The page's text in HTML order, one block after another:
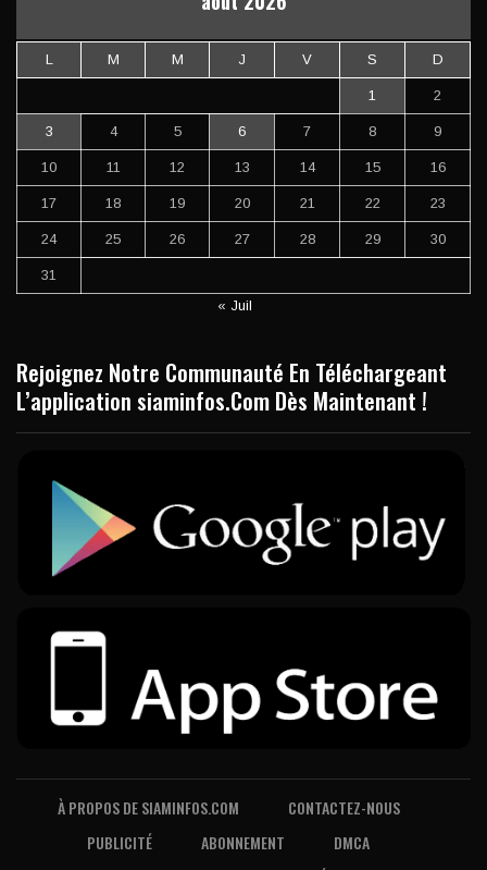
L M M J V S D
1 2
3 4 5 6 7 8 9
10 11 12 13 14 15 16
17 18 19 20 21 22 23
24 25 26 27 28 29 30
31
« Juil
Rejoignez Notre Communauté En Téléchargeant
L’application siaminfos.Com Dès Maintenant !
À PROPOS DE SIAMINFOS.COM
CONTACTEZ-NOUS
PUBLICITÉ
ABONNEMENT
DMCA